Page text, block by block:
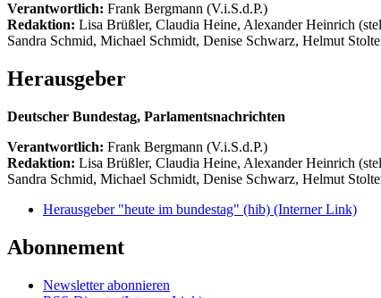
Verantwortlich: Frank Bergmann (V.i.S.d.P.)
Redaktion: Lisa Brüßler, Claudia Heine, Alexander Heinrich
Sandra Schmid, Michael Schmidt, Denise Schwarz, Helmut
Herausgeber
Deutscher Bundestag, Parlamentsnachrichten
Verantwortlich: Frank Bergmann (V.i.S.d.P.)
Redaktion: Lisa Brüßler, Claudia Heine, Alexander Heinrich
Sandra Schmid, Michael Schmidt, Denise Schwarz, Helmut
Herausgeber "heute im bundestag" (hib) (Interner Link)
Abonnement
Newsletter abonnieren